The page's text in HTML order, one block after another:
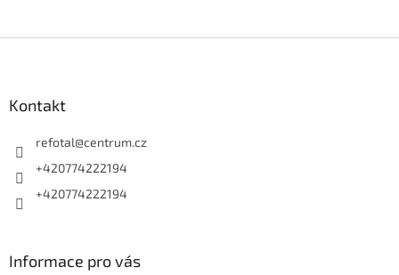
Kontakt
refotal@centrum.cz
+420774222194
+420774222194
Informace pro vás